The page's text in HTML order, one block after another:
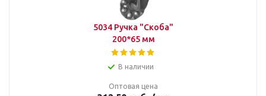
5034 Ручка "Скоба"
200*65 мм
В наличии
Оптовая цена